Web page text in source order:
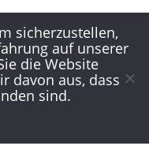
sicherzustellen,
auf unserer
die Website
davon aus, dass
sind.